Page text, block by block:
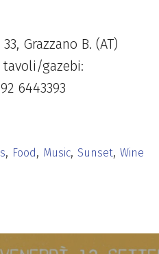
Grazzano B. (AT)
gazebi:
6443393
, Food , Music, Sunset, Wine